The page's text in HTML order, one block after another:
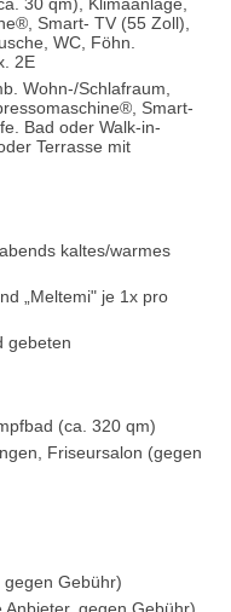
30 qm), Klimaanlage,
Smart- TV (55 Zoll),
WC, Föhn.
2E
Wohn-/Schlafraum,
Smart-
Bad oder Walk-in-
Terrasse mit
kaltes/warmes
„Meltemi" je 1x pro
gebeten
(ca. 320 qm)
Friseursalon (gegen
gegen Gebühr)